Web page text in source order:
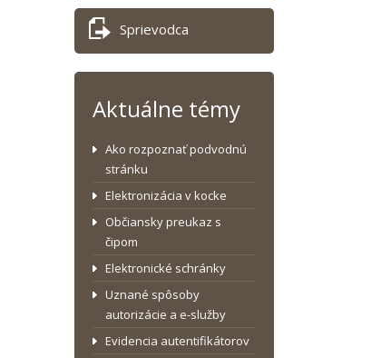
Sprievodca
Aktuálne témy
Ako rozpoznať podvodnú
stránku
Elektronizácia v kocke
Občiansky preukaz s
čipom
Elektronické schránky
Uznané spôsoby
autorizácie a e-služby
Evidencia autentifikátorov